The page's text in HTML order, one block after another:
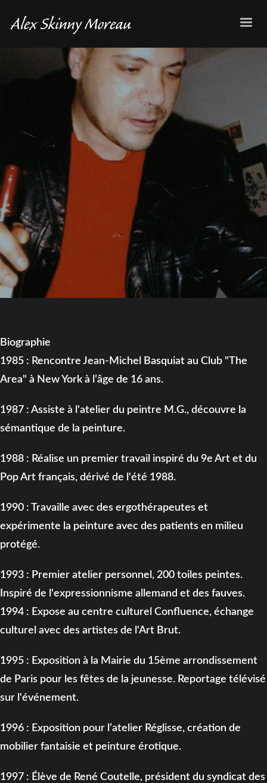
Biographie
1985 : Rencontre Jean-Michel Basquiat au Club "The
Area" à New York à l’âge de 16 ans.
1987 : Assiste à l'atelier du peintre M.G., découvre la
sémantique de la peinture.
1988 : Réalise un premier travail inspiré du 9e Art et du
Pop Art français, dérivé de l'été 1988.
1990 : Travaille avec des ergothérapeutes et
expérimente la peinture avec des patients en milieu
protégé.
1993 : Premier atelier personnel, 200 toiles peintes.
Inspiré de l'expressionnisme allemand et des fauves.
1994 : Expose au centre culturel Confluence, échange
culturel avec des artistes de l'Art Brut.
1995 : Exposition à la Mairie du 15ème arrondissement
de Paris pour les fêtes de la jeunesse. Reportage télévisé
sur l'événement.
1996 : Exposition pour l’atelier Réglisse, création de
mobilier fantaisie et peinture érotique.
1997 : Élève de René Coutelle, président du syndicat des